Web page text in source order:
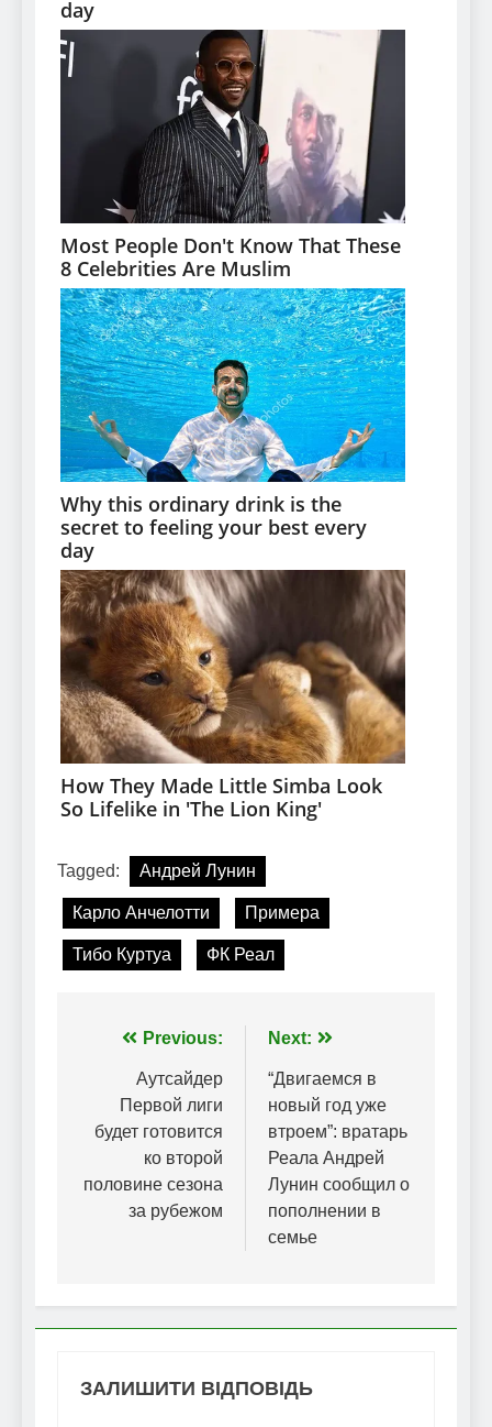
Tagged: Андрей Лунин
Карло Анчелотти Примера
Тибо Куртуа ФК Реал
Навігація
записів
Previous:
Аутсайдер
Первой лиги
будет готовится
ко второй
половине сезона
за рубежом
Next:
“Двигаемся в
новый год уже
втроем”: вратарь
Реала Андрей
Лунин сообщил о
пополнении в
семье
ЗАЛИШИТИ ВІДПОВІДЬ